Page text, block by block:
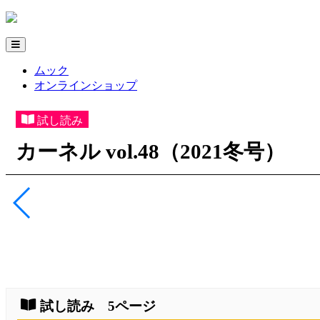
ムック
オンラインショップ
試し読み
カーネル vol.48（2021冬号）
試し読み 5ページ